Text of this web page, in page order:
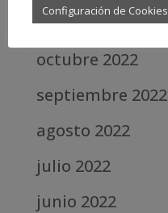
noviembre 2022
octubre 2022
septiembre 2022
agosto 2022
julio 2022
junio 2022
Configuración de Cookies